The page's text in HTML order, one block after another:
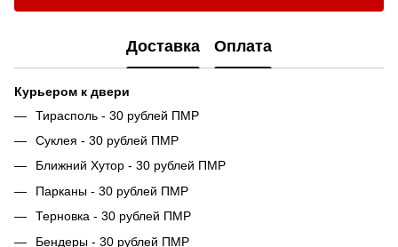
Доставка Оплата
Курьером к двери
Тирасполь - 30 рублей ПМР
Суклея - 30 рублей ПМР
Ближний Хутор - 30 рублей ПМР
Парканы - 30 рублей ПМР
Терновка - 30 рублей ПМР
Бендеры - 30 рублей ПМР